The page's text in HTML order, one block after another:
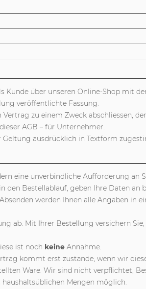
über unseren Online-Shop mit
veröffentlichte Fassung.
zu einem Zweck abschliessen,
AGB – für Unternehmer.
ausdrücklich in Textform
eine unverbindliche Aufforderung an
den Bestellablauf, geben Ihre Daten
werden Ihnen alle Angaben in
ab. Mit Ihrer Bestellung versichern
ist noch keine Annahme.
kommt erst zustande, wenn wir
Ware. Wir sind nicht verpflichtet,
haushaltsüblichen Mengen möglich.